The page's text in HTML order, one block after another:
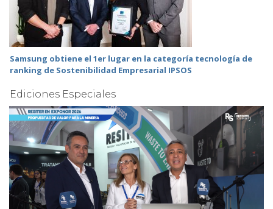
Samsung obtiene el 1er lugar en la categoría tecnología de
ranking de Sostenibilidad Empresarial IPSOS
Ediciones Especiales